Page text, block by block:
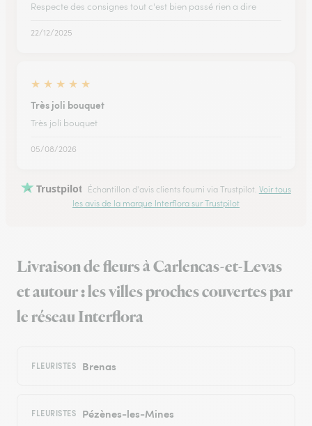
Respecte des consignes tout c'est bien passé rien a dire
22/12/2025
★ ★ ★ ★ ★
Très joli bouquet
Très joli bouquet
05/08/2026
Trustpilot Échantillon d'avis clients fourni via Trustpilot. Voir tous
les avis de la marque Interflora sur Trustpilot
Livraison de fleurs à Carlencas-et-Levas
et autour : les villes proches couvertes par
le réseau Interflora
FLEURISTES Brenas
FLEURISTES Pézènes-les-Mines